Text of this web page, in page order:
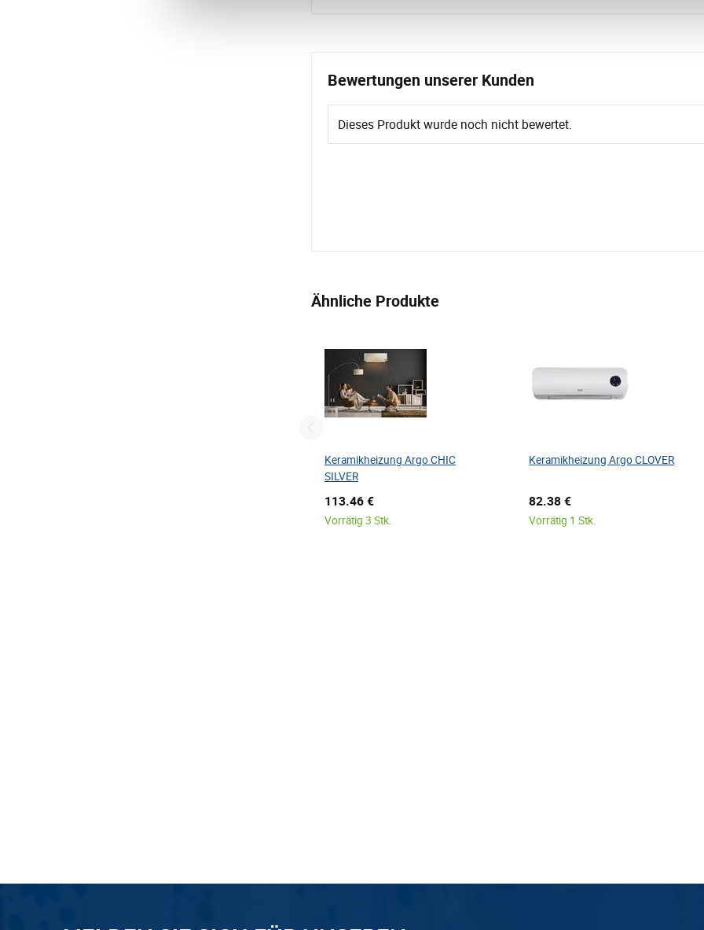
Bewertungen unserer Kunden
Dieses Produkt wurde noch nicht bewertet.
Ähnliche Produkte
Keramikheizung Argo CHIC
SILVER
113.46 €
Vorrätig 3 Stk.
Keramikheizung Argo CLOVER
82.38 €
Vorrätig 1 Stk.